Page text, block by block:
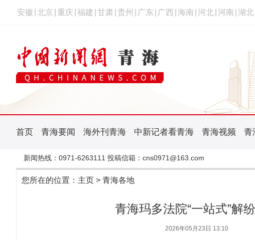
安徽 北京 重庆 福建 甘肃 贵州 广东 广西 海南 河北 河南 湖北
首页 青海要闻 海外刊青海 中新记者看青海 青海视频 青
新闻热线：0971-6263111 投稿信箱：cns0971@163.com
您所在的位置： 主页 > 青海各地
青海玛多法院“一站式”解
2026年05月23日 13:10